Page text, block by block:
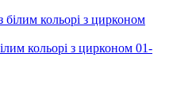
кольорі з цирконом 01-